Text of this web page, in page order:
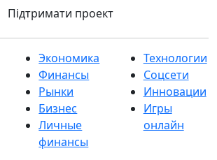
Підтримати проект
Экономика
Финансы
Рынки
Бизнес
Личные
финансы
Технологии
Соцсети
Инновации
Игры
онлайн